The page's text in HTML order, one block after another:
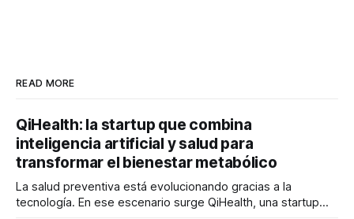
READ MORE
QiHealth: la startup que combina
inteligencia artificial y salud para
transformar el bienestar metabólico
La salud preventiva está evolucionando gracias a la
tecnología. En ese escenario surge QiHealth, una startup